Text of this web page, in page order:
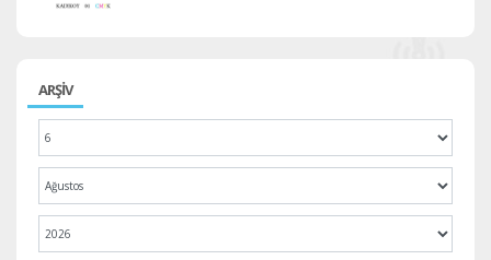
ARŞİV